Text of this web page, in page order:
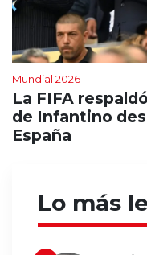
Mundial 2026
La FIFA
de Infantino
España
Lo más